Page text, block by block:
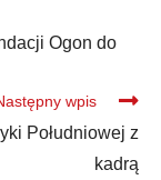
Ogon do
wpis
Południowej z
kadrą